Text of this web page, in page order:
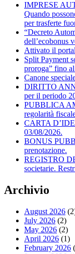
IMPRESE
Quando
per trasferte
“Decreto
dell’ecobonus
Attivato il
Split Payment
proroga” fino
Canone
DIRITTO
per il periodo
PUBBLICA
regolarità
CARTA
03/08/2026.
BONUS
prenotazione.
REGISTRO
societarie.
Archivio
August 2026
July 2026 (2)
May 2026 (2)
April 2026 (1)
February 2026